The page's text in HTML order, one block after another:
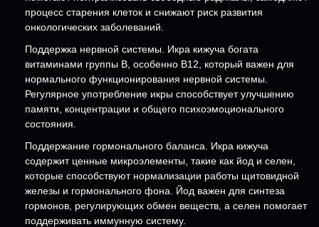
процесс старения клеток и снижают риск развития
онкологических заболеваний.
Поддержка нервной системы. Икра кижуча богата
витаминами группы B, особенно B12, который важен для
нормального функционирования нервной системы.
Регулярное употребление икры способствует улучшению
памяти, концентрации и общего психоэмоционального
состояния.
Поддержание гормонального баланса. Икра кижуча
содержит ценные микроэлементы, такие как йод и селен,
которые способствуют нормализации работы щитовидной
железы и гормонального фона. Йод важен для синтеза
гормонов, регулирующих обмен веществ, а селен помогает
поддерживать иммунную систему.